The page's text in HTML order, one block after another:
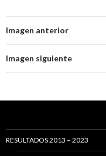
Imagen anterior
Imagen siguiente
RESULTADOS 2013 – 2023